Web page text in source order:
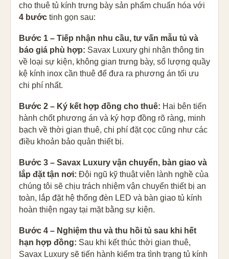
cho thuê tủ kính trưng bày sản phẩm chuẩn hóa với
4 bước tinh gọn sau:
Bước 1 – Tiếp nhận nhu cầu, tư vấn mẫu tủ và
báo giá phù hợp: Savax Luxury ghi nhận thông tin
về loại sự kiện, không gian trưng bày, số lượng quầy
kệ kính inox cần thuê để đưa ra phương án tối ưu
chi phí nhất.
Bước 2 – Ký kết hợp đồng cho thuê: Hai bên tiến
hành chốt phương án và ký hợp đồng rõ ràng, minh
bạch về thời gian thuê, chi phí đặt cọc cũng như các
điều khoản bảo quản thiết bị.
Bước 3 – Savax Luxury vận chuyển, bàn giao và
lắp đặt tận nơi: Đội ngũ kỹ thuật viên lành nghề của
chúng tôi sẽ chịu trách nhiệm vận chuyển thiết bị an
toàn, lắp đặt hệ thống đèn LED và bàn giao tủ kính
hoàn thiện ngay tại mặt bằng sự kiện.
Bước 4 – Nghiệm thu và thu hồi tủ sau khi hết
hạn hợp đồng: Sau khi kết thúc thời gian thuê,
Savax Luxury sẽ tiến hành kiểm tra tình trạng tủ kính